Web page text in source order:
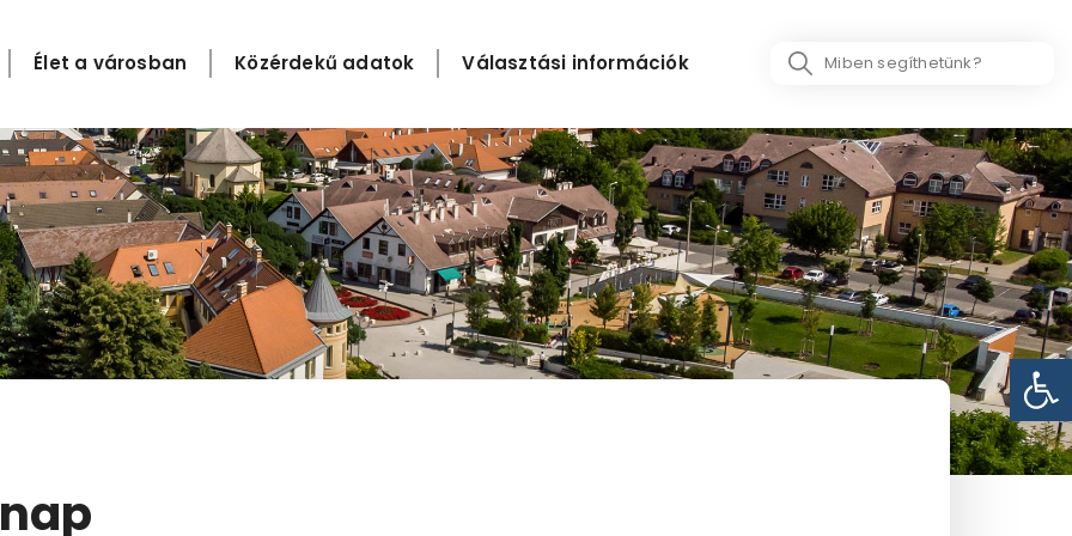
Élet a városban Közérdekű adatok Választási információk
Search